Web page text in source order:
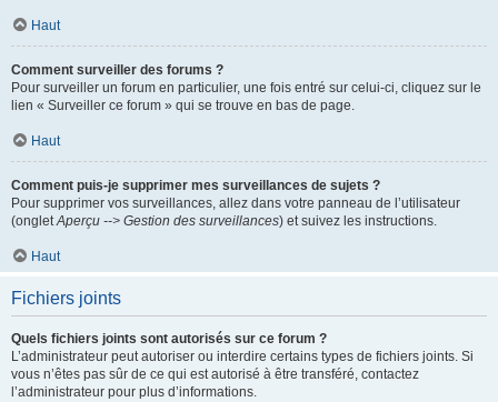
Haut
Comment surveiller des forums ?
Pour surveiller un forum en particulier, une fois entré sur celui-ci, cliquez sur le
lien « Surveiller ce forum » qui se trouve en bas de page.
Haut
Comment puis-je supprimer mes surveillances de sujets ?
Pour supprimer vos surveillances, allez dans votre panneau de l’utilisateur
(ongletAperçu --> Gestion des surveillances) et suivez les instructions.
Haut
Fichiers joints
Quels fichiers joints sont autorisés sur ce forum ?
L’administrateur peut autoriser ou interdire certains types de fichiers joints. Si
vous n’êtes pas sûr de ce qui est autorisé à être transféré, contactez
l’administrateur pour plus d’informations.